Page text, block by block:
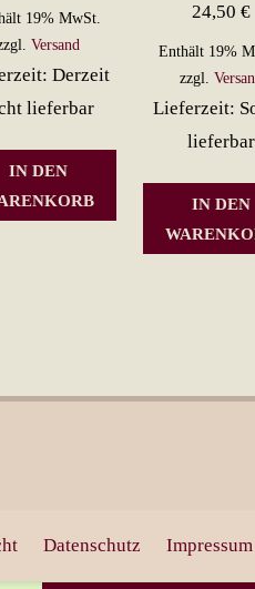
19% MwSt.
Versand
Derzeit
lieferbar
IN DEN
24,50 €
Enthält 19%
zzgl.
Lieferzeit:
lieferbar
IN DEN
Datenschutz Impressum